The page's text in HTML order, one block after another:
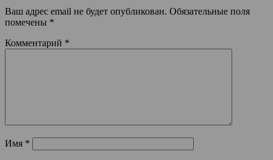
Ваш адрес email не будет опубликован. Обязательные поля
помечены *
Комментарий *
Имя *